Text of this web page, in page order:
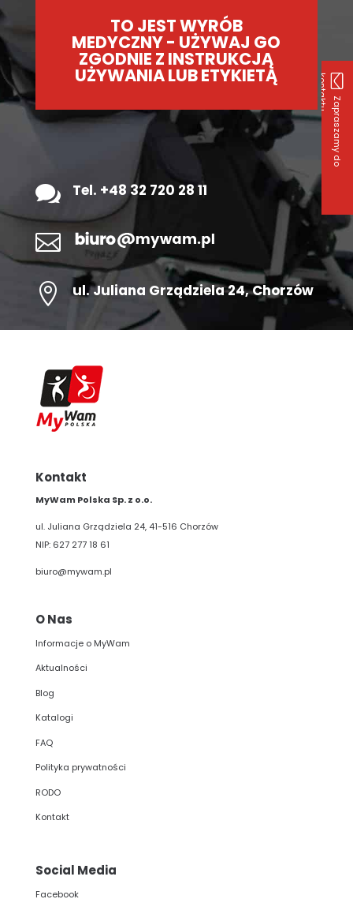
Z
a
p
r
a
s
z
a
m
y
d
o
k
o
n
t
a
k
t
u
TO JEST WYRÓB
MEDYCZNY - UŻYWAJ GO
ZGODNIE Z INSTRUKCJĄ
UŻYWANIA LUB ETYKIETĄ
 Tel. +48 32 720 28 11

 ul.Juliana Grządziela 24, Chorzów
Kontakt
MyWam Polska Sp. z o.o.
ul. Juliana Grządziela 24, 41-516 Chorzów
NIP: 627 277 18 61
biuro@mywam.pl
O Nas
Informacje o MyWam
Aktualności
Blog
Katalogi
FAQ
Polityka prywatności
RODO
Kontakt
Social Media
Facebook